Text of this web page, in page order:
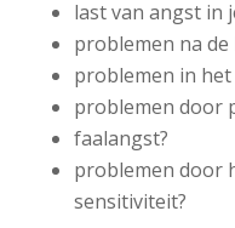
last van angst in
problemen na de
problemen in
problemen door
faalangst?
problemen door
sensitiviteit?